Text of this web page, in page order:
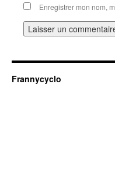
Enregistrer mon nom,
Frannycyclo